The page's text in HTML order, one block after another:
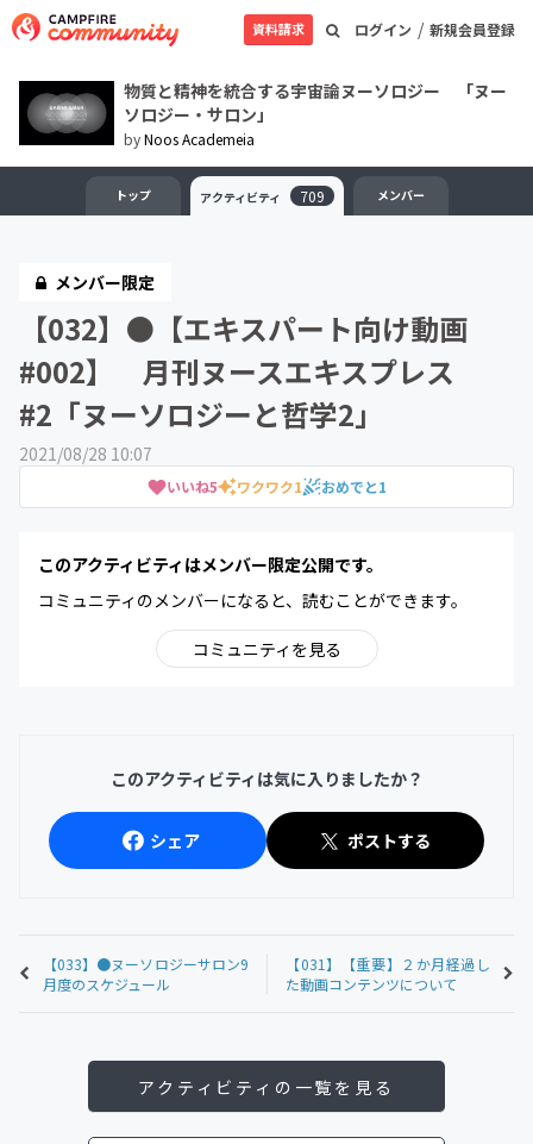
ログイン / 新規会員登録
資料請求
物質と精神を統合する宇宙論ヌーソロジー 「ヌー
ソロジー・サロン」
byNoos Academeia
トップ アクティビティ 709 メンバー
メンバー限定
【032】●【エキスパート向け動画
#002】 月刊ヌースエキスプレス
#2「ヌーソロジーと哲学2」
2021/08/28 10:07
いいね5 ワクワク1 おめでと1
このアクティビティはメンバー限定公開です。
コミュニティのメンバーになると、読むことができます。
コミュニティを見る
このアクティビティは気に入りましたか？
シェア ポストする
【033】●ヌーソロジーサロン9
月度のスケジュール
【031】【重要】２か月経過し
た動画コンテンツについて
アクティビティの一覧を見る